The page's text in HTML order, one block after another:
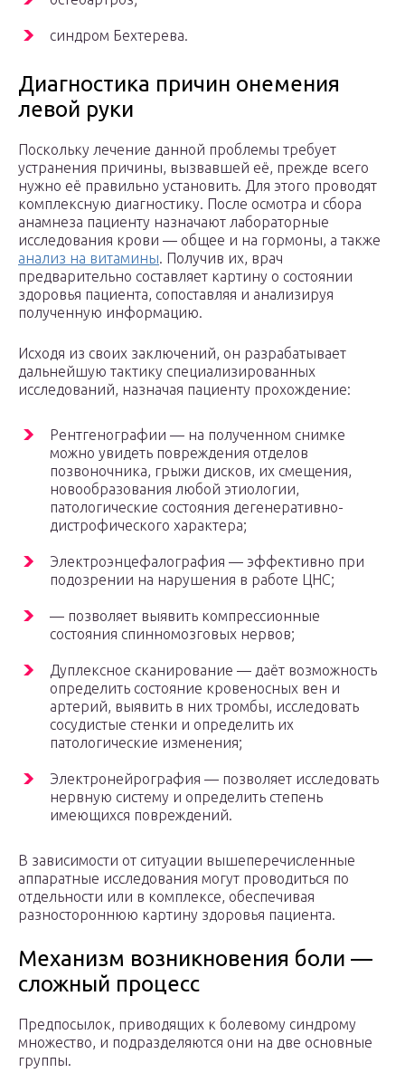
синдром Бехтерева.
Диагностика причин онемения
левой руки
Поскольку лечение данной проблемы требует
устранения причины, вызвавшей её, прежде всего
нужно её правильно установить. Для этого проводят
комплексную диагностику. После осмотра и сбора
анамнеза пациенту назначают лабораторные
исследования крови — общее и на гормоны, а также
анализ на витамины. Получив их, врач
предварительно составляет картину о состоянии
здоровья пациента, сопоставляя и анализируя
полученную информацию.
Исходя из своих заключений, он разрабатывает
дальнейшую тактику специализированных
исследований, назначая пациенту прохождение:
Рентгенографии — на полученном снимке
можно увидеть повреждения отделов
позвоночника, грыжи дисков, их смещения,
новообразования любой этиологии,
патологические состояния дегенеративно-
дистрофического характера;
Электроэнцефалография — эффективно при
подозрении на нарушения в работе ЦНС;
— позволяет выявить компрессионные
состояния спинномозговых нервов;
Дуплексное сканирование — даёт возможность
определить состояние кровеносных вен и
артерий, выявить в них тромбы, исследовать
сосудистые стенки и определить их
патологические изменения;
Электронейрография — позволяет исследовать
нервную систему и определить степень
имеющихся повреждений.
В зависимости от ситуации вышеперечисленные
аппаратные исследования могут проводиться по
отдельности или в комплексе, обеспечивая
разностороннюю картину здоровья пациента.
Механизм возникновения боли —
сложный процесс
Предпосылок, приводящих к болевому синдрому
множество, и подразделяются они на две основные
группы.